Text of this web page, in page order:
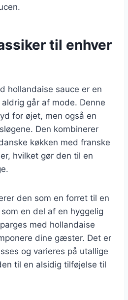
til enhver
hollandaise sauce er en
går af mode. Denne
for øjet, men også en
Den kombinerer
køkken med franske
hvilket gør den til en
den som en forret til en
en del af en hyggelig
med hollandaise
dine gæster. Det er
og varieres på utallige
til en alsidig tilføjelse til